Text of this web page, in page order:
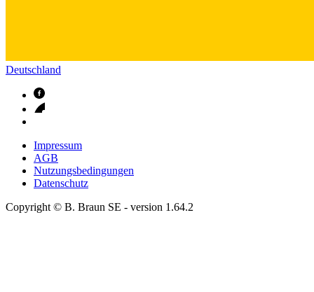
Deutschland
Impressum
AGB
Nutzungsbedingungen
Datenschutz
Copyright © B. Braun SE - version 1.64.2